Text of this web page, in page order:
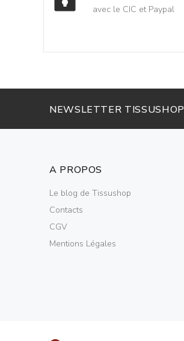
avec le CIC et Paypal
NEWSLETTER TISSUSHOP
A PROPOS
Le blog de Tissushop
Contacts
CGV
Mentions Légales